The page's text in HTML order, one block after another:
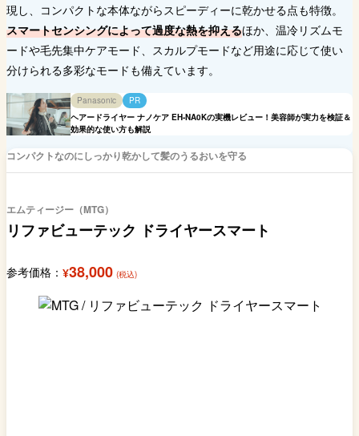
現し、コンパクトな本体ながらスピーディーに乾かせる点も特徴。
スマートセンシングによって過度な熱を抑えるほか、温冷リズムモ
ードや毛先集中ケアモード、スカルプモードなど用途に応じて使い
分けられる多彩なモードも備えています。
Panasonic
PR
ヘアードライヤー ナノケア EH-NA0Kの実機レビュー！美容師が実力を検証＆
効果的な使い方も解説
コンパクトなのにしっかり乾かして髪のうるおいを守る
エムティージー（MTG）
リファビューテック ドライヤースマート
参考価格： ¥38,000 (税込)